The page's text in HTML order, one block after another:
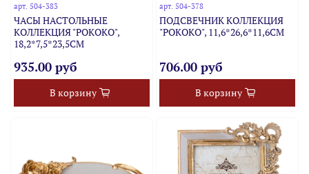
арт.504-383
ЧАСЫ НАСТОЛЬНЫЕ
КОЛЛЕКЦИЯ "РОКОКО",
18,2*7,5*23,5CM
935.00 руб
В корзину
арт. 504-378
ПОДСВЕЧНИК КОЛЛЕКЦИЯ
"РОКОКО", 11,6*26,6*11,6CM
706.00 руб
В корзину